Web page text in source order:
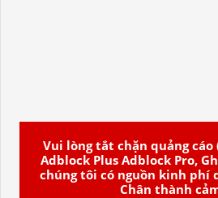
Vui lòng tắt chặn quảng cáo
Adblock Plus Adblock Pro,
chúng tôi có nguồn kinh phí
Chân thành